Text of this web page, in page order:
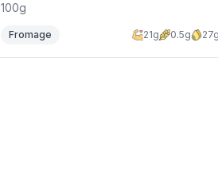
100g
Fromage 21g 0.5g 27g